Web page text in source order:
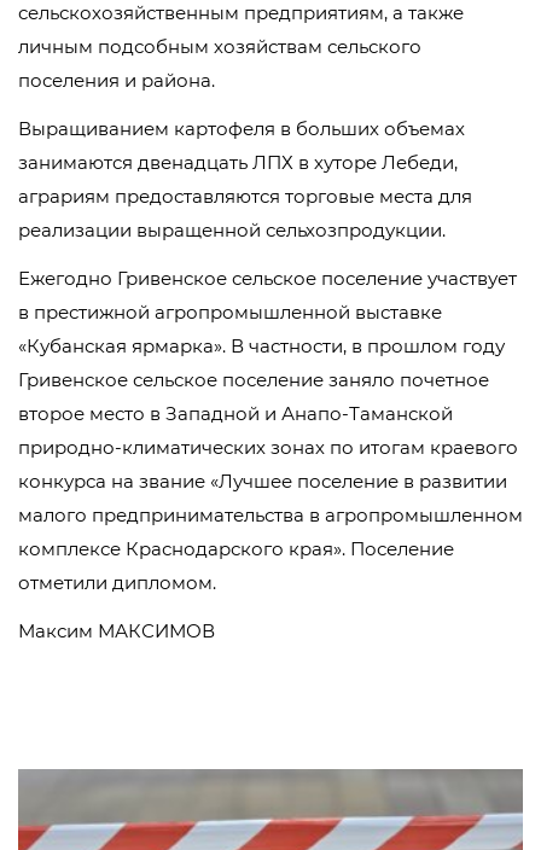
сельскохозяйственным предприятиям, а также
личным подсобным хозяйствам сельского
поселения и района.
Выращиванием картофеля в больших объемах
занимаются двенадцать ЛПХ в хуторе Лебеди,
аграриям предоставляются торговые места для
реализации выращенной сельхозпродукции.
Ежегодно Гривенское сельское поселение участвует
в престижной агропромышленной выставке
«Кубанская ярмарка». В частности, в прошлом году
Гривенское сельское поселение заняло почетное
второе место в Западной и Анапо-Таманской
природно-климатических зонах по итогам краевого
конкурса на звание «Лучшее поселение в развитии
малого предпринимательства в агропромышленном
комплексе Краснодарского края». Поселение
отметили дипломом.
Максим МАКСИМОВ